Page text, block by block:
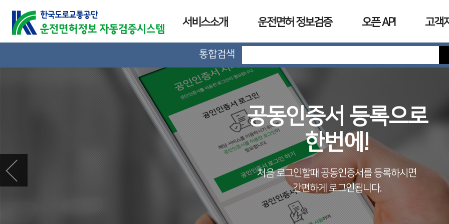
서비스소개 운전면허 정보검증 오픈 API 고객
통합검색
공동인증서 등록으로
한번에!
처음 로그인할때 공동인증서를 등록하시면
간편하게 로그인됩니다.